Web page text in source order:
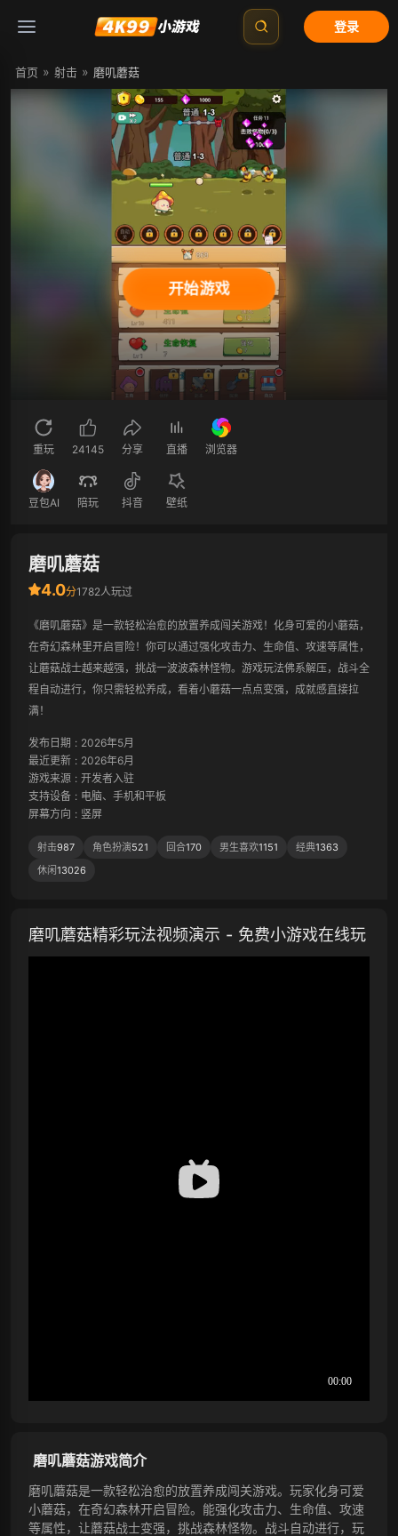
登录
首页 » 射击 » 磨叽蘑菇
开始游戏
重玩 24145 分享 直播 浏览器
豆包AI 陪玩 抖音 壁纸
磨叽蘑菇
4.0分1782人玩过
《磨叽蘑菇》是一款轻松治愈的放置养成闯关游戏！化身可爱的小蘑菇，
在奇幻森林里开启冒险！你可以通过强化攻击力、生命值、攻速等属性，
让蘑菇战士越来越强，挑战一波波森林怪物。游戏玩法佛系解压，战斗全
程自动进行，你只需轻松养成，看着小蘑菇一点点变强，成就感直接拉
满！
发布日期 : 2026年5月
最近更新 : 2026年6月
游戏来源 : 开发者入驻
支持设备 : 电脑、手机和平板
屏幕方向 : 竖屏
射击987 角色扮演521 回合170 男生喜欢1151 经典1363
休闲13026
磨叽蘑菇精彩玩法视频演示 - 免费小游戏在线玩
磨叽蘑菇游戏简介
磨叽蘑菇是一款轻松治愈的放置养成闯关游戏。玩家化身可爱
小蘑菇，在奇幻森林开启冒险。能强化攻击力、生命值、攻速
等属性，让蘑菇战士变强，挑战森林怪物。战斗自动进行，玩